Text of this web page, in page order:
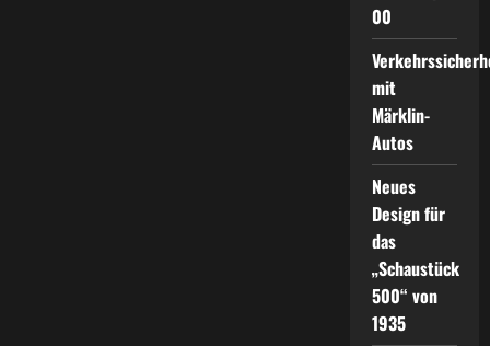
00
mit
Märklin-
Autos
Neues
Design für
das
„Schaustück
500“ von
1935